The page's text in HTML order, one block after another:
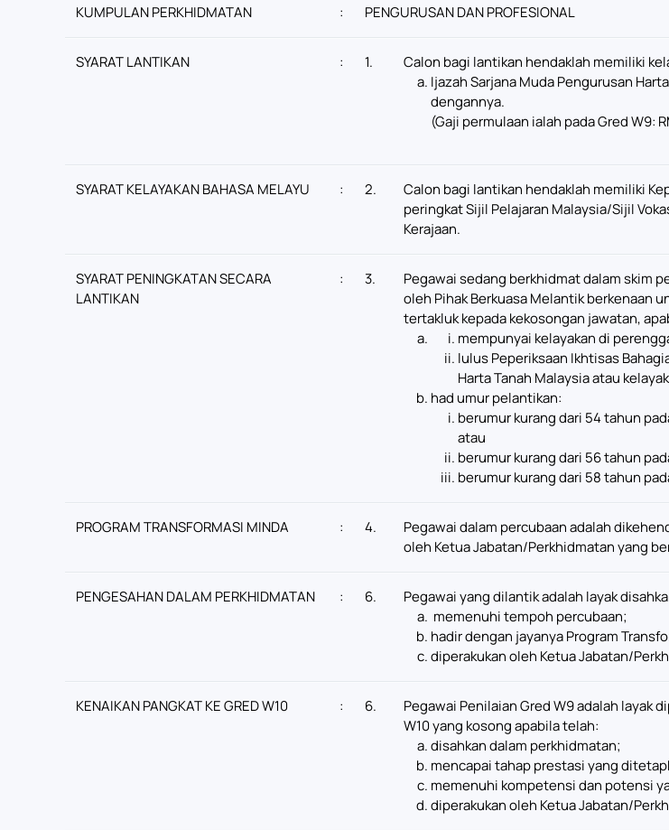
KUMPULAN PERKHIDMATAN : PENGURUSAN DAN PROFESIONAL
SYARAT LANTIKAN : 1.
Calon bagi lantikan hendaklah memiliki
Ijazah Sarjana Muda Pengurusan
dengannya.
(Gaji permulaan ialah pada Gred W9:
SYARAT KELAYAKAN BAHASA MELAYU : 2.
Calon bagi lantikan hendaklah memiliki
peringkat Sijil Pelajaran Malaysia/Sijil
Kerajaan.
SYARAT PENINGKATAN SECARA
LANTIKAN
: 3.
Pegawai sedang berkhidmat dalam skim
oleh Pihak Berkuasa Melantik berkenaan
tertakluk kepada kekosongan jawatan,
mempunyai kelayakan di
lulus Peperiksaan Ikhtisas
Harta Tanah Malaysia atau
had umur pelantikan:
berumur kurang dari 54 tahun
atau
berumur kurang dari 56 tahun
berumur kurang dari 58 tahun
PROGRAM TRANSFORMASI MINDA : 4.
Pegawai dalam percubaan adalah
oleh Ketua Jabatan/Perkhidmatan yang
PENGESAHAN DALAM PERKHIDMATAN : 6.
Pegawai yang dilantik adalah layak
memenuhi tempoh percubaan;
hadir dengan jayanya Program
diperakukan oleh Ketua Jabatan/
KENAIKAN PANGKAT KE GRED W10 : 6.
Pegawai Penilaian Gred W9 adalah layak
W10 yang kosong apabila telah:
disahkan dalam perkhidmatan;
mencapai tahap prestasi yang
memenuhi kompetensi dan potensi
diperakukan oleh Ketua Jabatan/